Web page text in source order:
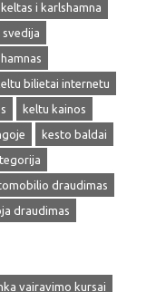
keltas i karlshamna
svedija
bilietai internetu
keltu kainos
kesto baldai
draudimas
draudimas
vairavimo kursai